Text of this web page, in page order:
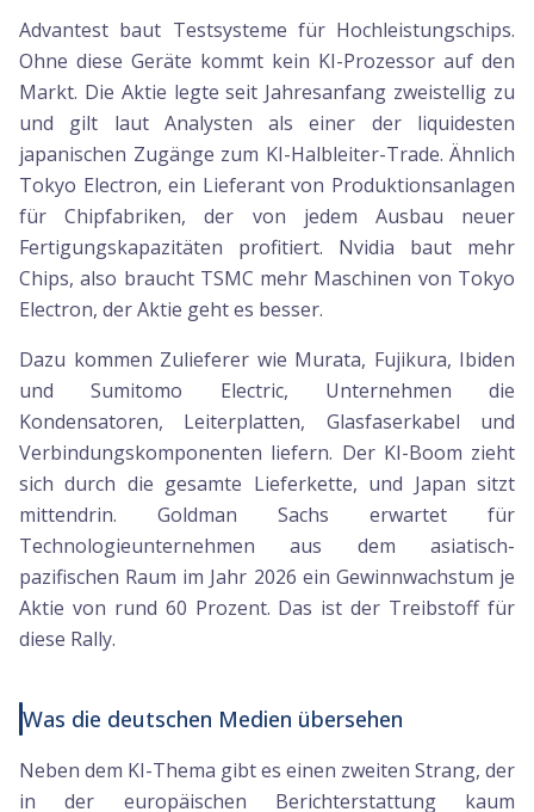
Advantest baut Testsysteme für Hochleistungschips.
Ohne diese Geräte kommt kein KI-Prozessor auf den
Markt. Die Aktie legte seit Jahresanfang zweistellig zu
und gilt laut Analysten als einer der liquidesten
japanischen Zugänge zum KI-Halbleiter-Trade. Ähnlich
Tokyo Electron, ein Lieferant von Produktionsanlagen
für Chipfabriken, der von jedem Ausbau neuer
Fertigungskapazitäten profitiert. Nvidia baut mehr
Chips, also braucht TSMC mehr Maschinen von Tokyo
Electron, der Aktie geht es besser.
Dazu kommen Zulieferer wie Murata, Fujikura, Ibiden
und Sumitomo Electric, Unternehmen die
Kondensatoren, Leiterplatten, Glasfaserkabel und
Verbindungskomponenten liefern. Der KI-Boom zieht
sich durch die gesamte Lieferkette, und Japan sitzt
mittendrin. Goldman Sachs erwartet für
Technologieunternehmen aus dem asiatisch-
pazifischen Raum im Jahr 2026 ein Gewinnwachstum je
Aktie von rund 60 Prozent. Das ist der Treibstoff für
diese Rally.
Was die deutschen Medien übersehen
Neben dem KI-Thema gibt es einen zweiten Strang, der
in der europäischen Berichterstattung kaum